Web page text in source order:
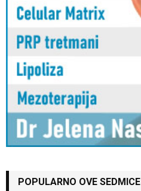
POPULARNO OVE SEDMICE